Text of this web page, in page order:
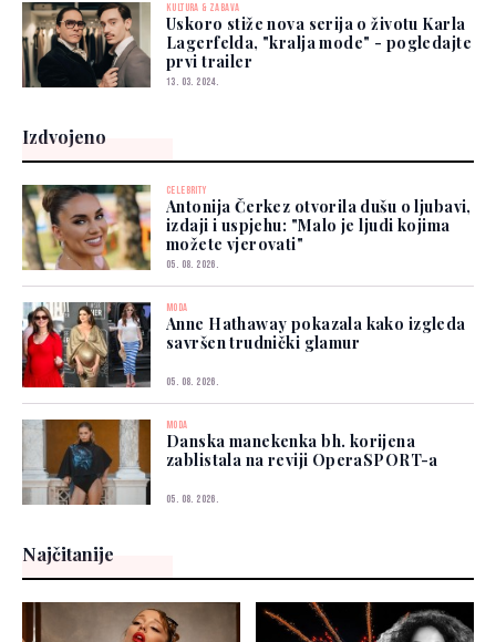
KULTURA & ZABAVA
Uskoro stiže nova serija o životu Karla
Lagerfelda, "kralja mode" - pogledajte
prvi trailer
13. 03. 2024.
Izdvojeno
CELEBRITY
Antonija Čerkez otvorila dušu o ljubavi,
izdaji i uspjehu: "Malo je ljudi kojima
možete vjerovati"
05. 08. 2026.
MODA
Anne Hathaway pokazala kako izgleda
savršen trudnički glamur
05. 08. 2026.
MODA
Danska manekenka bh. korijena
zablistala na reviji OperaSPORT-a
05. 08. 2026.
Najčitanije